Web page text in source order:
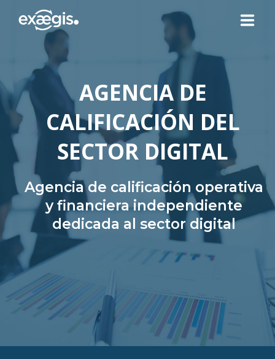
¿QUIÉNES SOMOS?
NUESTRAS OFERTAS
CONTACTO
SU ESPACIO
ES FR IT
Agencia de calificación operativa
y financiera independiente
dedicada al sector digital
AGENCIA DE
CALIFICACIÓN DEL
SECTOR DIGITAL